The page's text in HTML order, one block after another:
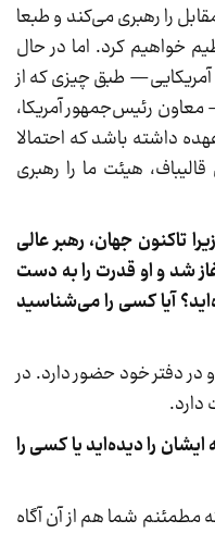
را رهبری می‌کند و طبعا
خواهیم کرد. اما در حال
طبق چیزی که از
رئیس‌جمهور آمریکا،
داشته باشد که احتمالا
هیئت ما را رهبری
تاکنون جهان، رهبر عالی
شد و او قدرت را به دست
آیا کسی را می‌شناسید
دفتر خود حضور دارد. در
دارد.
را دیده‌اید یا کسی را
مطمئنم شما هم از آن آگاه